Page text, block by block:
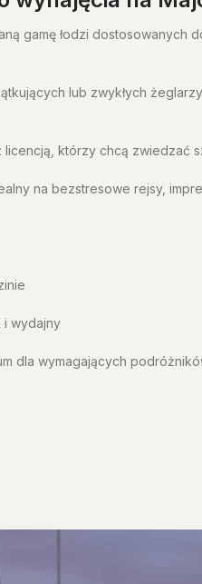
gamę łodzi dostosowanych
lub zwykłych
licencją, którzy chcą zwiedzać
na bezstresowe rejsy,
wydajny
dla wymagających